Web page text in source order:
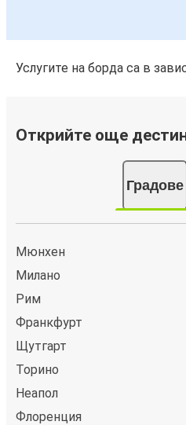
Услугите на борда са в
Открийте още
Градове
Мюнхен
Милано
Рим
Франкфурт
Щутгарт
Торино
Неапол
Флоренция